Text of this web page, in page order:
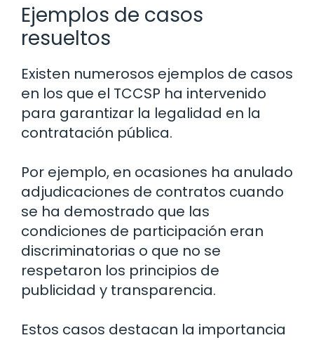
Ejemplos de casos
resueltos
Existen numerosos ejemplos de casos
en los que el TCCSP ha intervenido
para garantizar la legalidad en la
contratación pública.
Por ejemplo, en ocasiones ha anulado
adjudicaciones de contratos cuando
se ha demostrado que las
condiciones de participación eran
discriminatorias o que no se
respetaron los principios de
publicidad y transparencia.
Estos casos destacan la importancia